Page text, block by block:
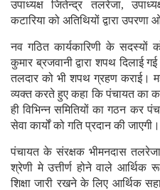
उपाध्यक्ष जितेन्द्र तलरेजा,
कटारिया को अतिथियों द्वारा
नव गठित कार्यकारिणी के सदस्यों
कुमार ब्रजवानी द्वारा शपथ दिलाई
तलदार को भी शपथ ग्रहण कराई।
व्यक्त करते हुए कहा कि पंचायत का
ही विभिन्न समितियों का गठन कर
सेवा कार्यों को गति प्रदान की जाएगी।
पंचायत के संरक्षक भीमनदास
श्रेणी मे उत्तीर्ण होने वाले आर्थिक
शिक्षा जारी रखने के लिए आर्थिक